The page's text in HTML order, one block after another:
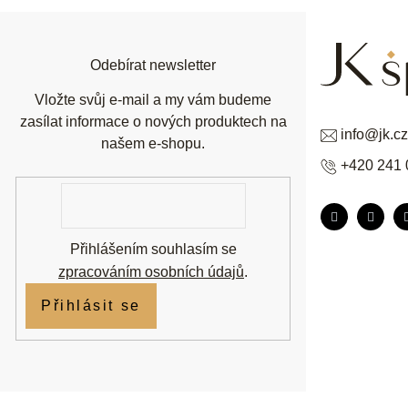
info@jk.cz
+420 241
Odebírat newsletter
Vložte svůj e-mail a my vám budeme
zasílat informace o nových produktech na
našem e-shopu.
Přihlášením souhlasím se
zpracováním osobních údajů.
Přihlásit se